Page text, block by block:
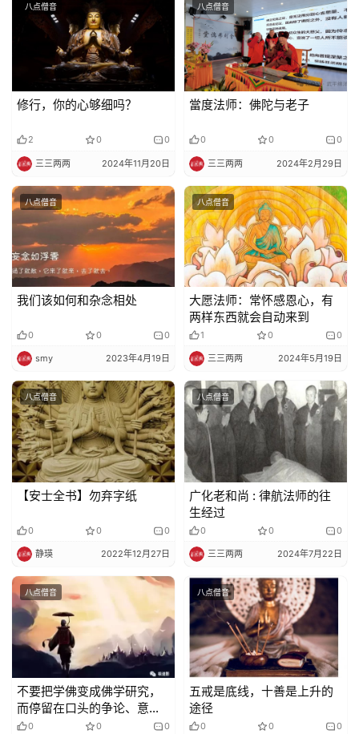
八点僧音
修行，你的心够细吗？
2 0 0
三三两两 2024年11月20日
八点僧音
當度法师：佛陀与老子
0 0 0
三三两两 2024年2月29日
八点僧音
我们该如何和杂念相处
0 0 0
smy 2023年4月19日
八点僧音
大愿法师：常怀感恩心，有
两样东西就会自动来到
1 0 0
三三两两 2024年5月19日
八点僧音
【安士全书】勿弃字纸
0 0 0
静瑛 2022年12月27日
八点僧音
广化老和尚 : 律航法师的往
生经过
0 0 0
三三两两 2024年7月22日
八点僧音
不要把学佛变成佛学研究，
而停留在口头的争论、意识
的空想 ！
0 0 0
八点僧音
五戒是底线，十善是上升的
途径
0 0 0